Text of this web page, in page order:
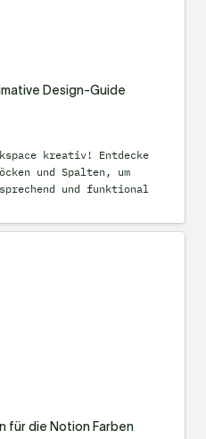
Design-Guide
kreativ! Entdecke
und Spalten, um
und funktional
für die
für die Notion Farben